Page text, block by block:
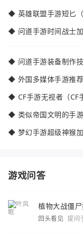
◆ 英雄联盟手游短匕
◆ 问道手游时间战士
◆ 问道手游装备制作
◆ 外国多媒体手游推
◆ CF手游无视者（CF
◆ 类似帝国文明的手
◆ 梦幻手游超级神猴
游戏问答
植物大战僵
回头看见 提问